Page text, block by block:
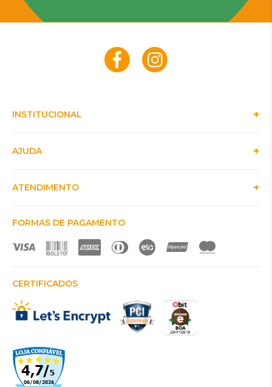
INSTITUCIONAL
AJUDA
ATENDIMENTO
FORMAS DE PAGAMENTO
CERTIFICADOS